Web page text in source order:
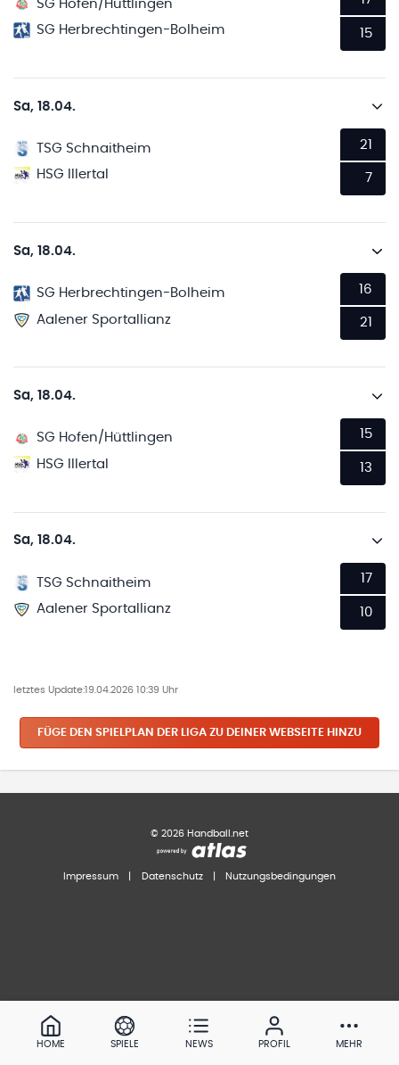
SG Hofen/Hüttlingen
SG Herbrechtingen-Bolheim
15
Sa, 18.04.
TSG Schnaitheim
HSG Illertal
21
7
Sa, 18.04.
SG Herbrechtingen-Bolheim
Aalener Sportallianz
16
21
Sa, 18.04.
SG Hofen/Hüttlingen
HSG Illertal
15
13
Sa, 18.04.
TSG Schnaitheim
Aalener Sportallianz
17
10
letztes Update:19.04.2026 10:39 Uhr
FÜGE DEN SPIELPLAN DER LIGA ZU DEINER WEBSEITE HINZU
© 2026 Handball.net
Impressum Datenschutz Nutzungsbedingungen
HOME SPIELE NEWS PROFIL MEHR